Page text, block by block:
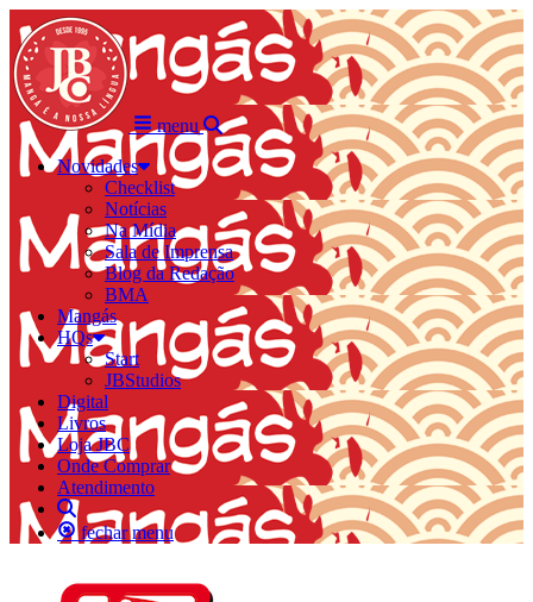
menu
Novidades
Checklist
Notícias
Na Mídia
Sala de Imprensa
Blog da Redação
BMA
Mangás
HQs
Start
JBStudios
Digital
Livros
Loja JBC
Onde Comprar
Atendimento
fechar menu